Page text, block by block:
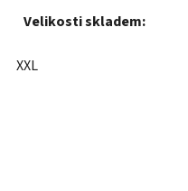
Velikosti skladem:
XXL